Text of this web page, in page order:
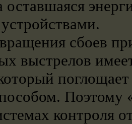
оставшаяся
сбоев
выстрелов
Поэтому
контроля